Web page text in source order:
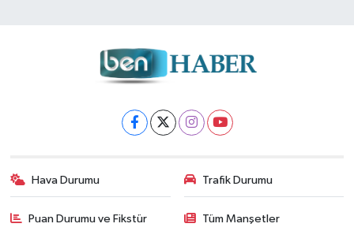
Hava Durumu Trafik Durumu
Puan Durumu ve Fikstür Tüm Manşetler